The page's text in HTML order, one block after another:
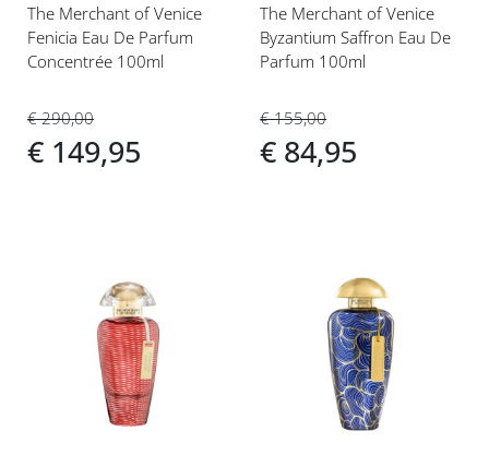
The Merchant of Venice
Fenicia Eau De Parfum
Concentrée 100ml
€ 290,00
€ 149,95
The Merchant of Venice
Byzantium Saffron Eau De
Parfum 100ml
€ 155,00
€ 84,95
verlanglijst
verlanglijst